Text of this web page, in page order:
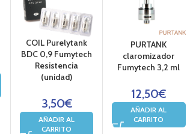
COIL Purelytank
BDC 0,9 Fumytech
Resistencia
(unidad)
3,50€
AÑADIR AL
CARRITO
PURTANK
claromizador
Fumytech 3,2 ml
12,50€
AÑADIR AL
CARRITO